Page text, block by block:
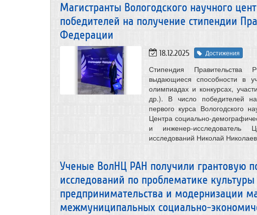
Магистранты Вологодского научного
победителей на получение стипендии
Федерации
18.12.2025 Достижения
Стипендия Правительства
выдающиеся способности в
олимпиадах и конкурсах,
др.). В число победителей
первого курса Вологодского
Центра социально-
и инженер-исследователь
исследований Николай
Ученые ВолНЦ РАН получили грантовую
исследований по проблематике культуры
предпринимательства и модернизации
межмуниципальных социально-